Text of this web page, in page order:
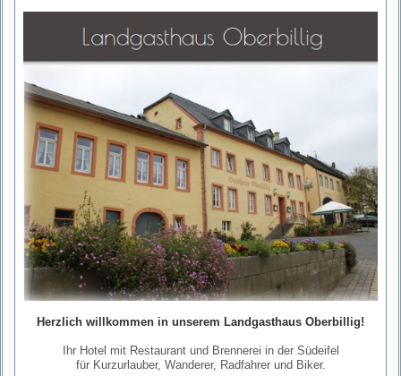
Herzlich willkommen in unserem Landgasthaus Oberbillig!
Ihr Hotel mit Restaurant und Brennerei in der Südeifel
für Kurzurlauber, Wanderer, Radfahrer und Biker.